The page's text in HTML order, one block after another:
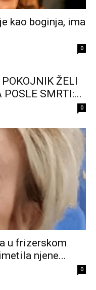
kao boginja, ima
0
ŽELI
SMRTI:...
0
u frizerskom
njene...
0